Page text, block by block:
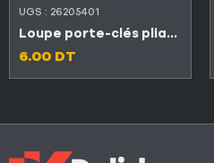
UGS : 26205401
Loupe porte-clés pliante 10X lumineuse LED
6.00 DT